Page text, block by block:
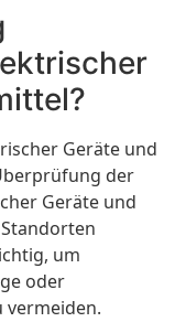
Geräte und
der
Geräte und
um
oder
vermeiden.